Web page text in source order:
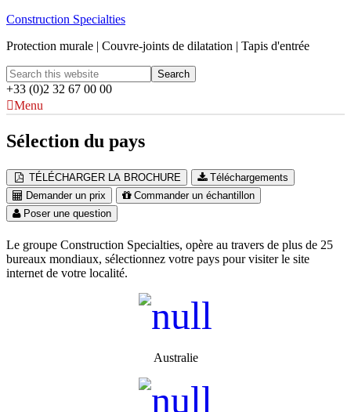
Construction Specialties
Protection murale | Couvre-joints de dilatation | Tapis d'entrée
+33 (0)2 32 67 00 00
Menu
Sélection du pays
TÉLÉCHARGER LA BROCHURE
Téléchargements
Demander un prix
Commander un échantillon
Poser une question
Le groupe Construction Specialties, opère au travers de plus de 25
bureaux mondiaux, sélectionnez votre pays pour visiter le site
internet de votre localité.
Australie